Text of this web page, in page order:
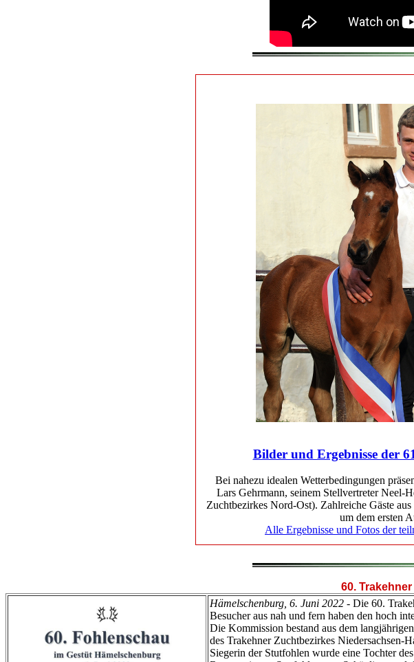
Bilder und Ergebnisse der
Bei nahezu idealen Wetterbedingungen
Lars Gehrmann, seinem Stellvertreter Neel-
Zuchtbezirkes Nord-Ost). Zahlreiche Gäste
um dem ersten
Alle Ergebnisse und Fotos der
60.
Hämelschenburg, 6. Juni 2022 - Die 60.
Besucher aus nah und fern haben den hoch
Die Kommission bestand aus dem
des Trakehner Zuchtbezirkes Niedersachsen-
Siegerin der Stutfohlen wurde eine Tochter